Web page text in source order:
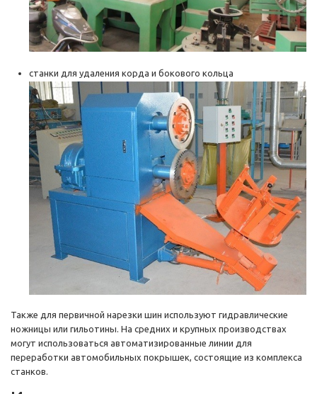
станки для удаления корда и бокового кольца
Также для первичной нарезки шин используют гидравлические
ножницы или гильотины. На средних и крупных производствах
могут использоваться автоматизированные линии для
переработки автомобильных покрышек, состоящие из комплекса
станков.